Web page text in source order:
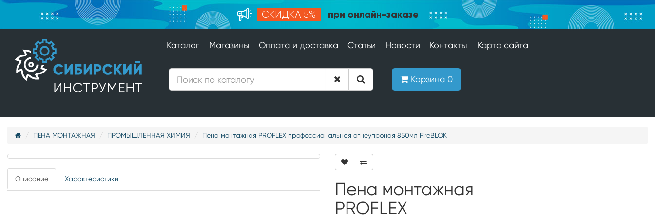
СКИДКА 5% при онлайн-заказе
Каталог Магазины Оплата и доставка Статьи Новости Контакты Карта сайта
Корзина 0
ПЕНА МОНТАЖНАЯ ПРОМЫШЛЕННАЯ ХИМИЯ Пена монтажная PROFLEX профессиональная огнеупроная 850мл FireBLOK
Описание Характеристики
Пена монтажная
PROFLEX